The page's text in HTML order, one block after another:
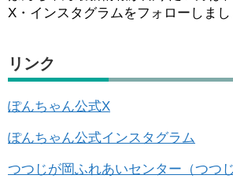
X・インスタグラムをフォローしまし
リンク
ぽんちゃん公式X
ぽんちゃん公式インスタグラム
つつじが岡ふれあいセンター（つつ